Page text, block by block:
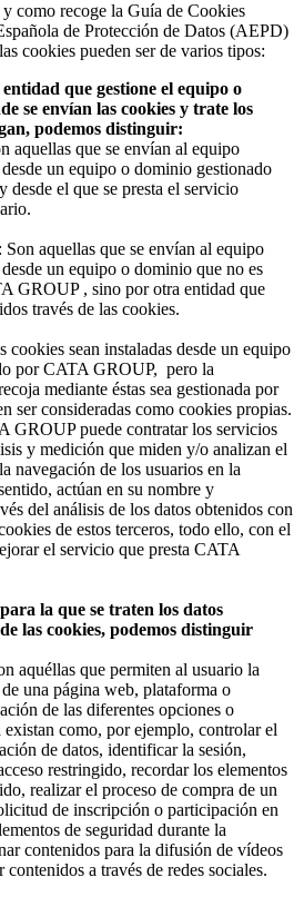
como recoge la Guía de Cookies
de Protección de Datos (AEPD)
cookies pueden ser de varios tipos:
que gestione el equipo o
se envían las cookies y trate los
podemos distinguir:
aquellas que se envían al equipo
un equipo o dominio gestionado
desde el que se presta el servicio
: Son aquellas que se envían al equipo
un equipo o dominio que no es
GROUP , sino por otra entidad que
través de las cookies.
cookies sean instaladas desde un equipo
por CATA GROUP, pero la
mediante éstas sea gestionada por
ser consideradas como cookies propias.
GROUP puede contratar los servicios
y medición que miden y/o analizan el
navegación de los usuarios en la
actúan en su nombre y
del análisis de los datos obtenidos con
de estos terceros, todo ello, con el
el servicio que presta CATA
la que se traten los datos
las cookies, podemos distinguir
aquéllas que permiten al usuario la
una página web, plataforma o
de las diferentes opciones o
existan como, por ejemplo, controlar el
de datos, identificar la sesión,
restringido, recordar los elementos
realizar el proceso de compra de un
de inscripción o participación en
de seguridad durante la
contenidos para la difusión de vídeos
a través de redes sociales.